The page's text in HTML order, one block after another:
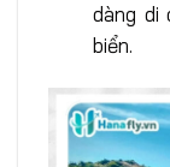
dàng di
biển.